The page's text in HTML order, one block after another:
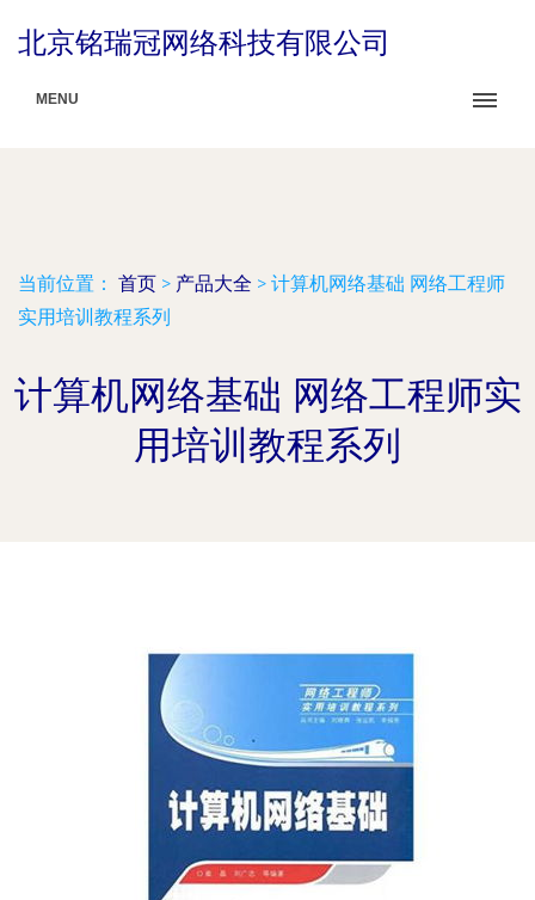
北京铭瑞冠网络科技有限公司
MENU
当前位置： 首页 > 产品大全 > 计算机网络基础 网络工程师
实用培训教程系列
计算机网络基础 网络工程师实
用培训教程系列